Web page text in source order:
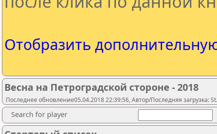
Отобразить
Весна на Петроградской стороне - 2018
Последнее обновление05.04.2018 22:39:56, Автор/Последняя загрузка:
Search for player